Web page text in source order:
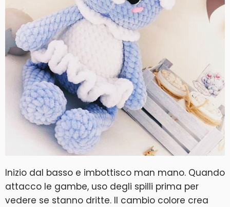
Inizio dal basso e imbottisco man mano. Quando
attacco le gambe, uso degli spilli prima per
vedere se stanno dritte. Il cambio colore crea